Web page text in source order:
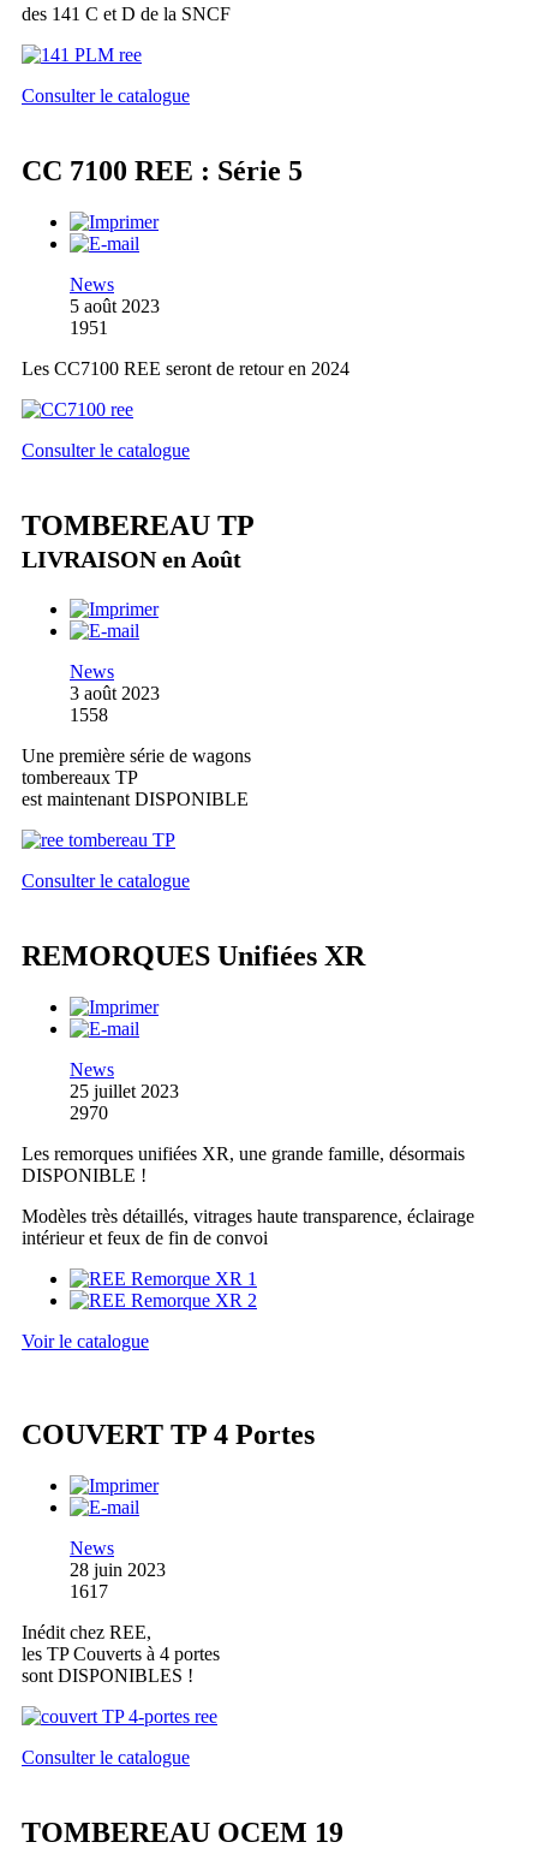
des 141 C et D de la SNCF
Consulter le catalogue
CC 7100 REE : Série 5
News
5 août 2023
1951
Les CC7100 REE seront de retour en 2024
Consulter le catalogue
TOMBEREAU TP
LIVRAISON en Août
News
3 août 2023
1558
Une première série de wagons
tombereaux TP
est maintenant DISPONIBLE
Consulter le catalogue
REMORQUES Unifiées XR
News
25 juillet 2023
2970
Les remorques unifiées XR, une grande famille, désormais
DISPONIBLE !
Modèles très détaillés, vitrages haute transparence, éclairage
intérieur et feux de fin de convoi
Voir le catalogue
COUVERT TP 4 Portes
News
28 juin 2023
1617
Inédit chez REE,
les TP Couverts à 4 portes
sont DISPONIBLES !
Consulter le catalogue
TOMBEREAU OCEM 19